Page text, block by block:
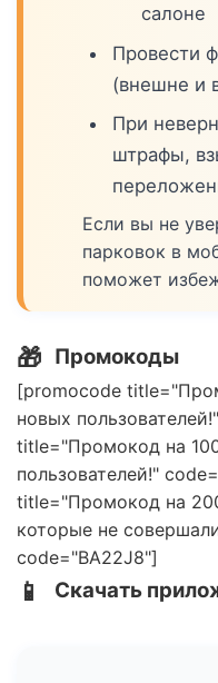
салоне
Провести
(внешне и
При
штрафы,
Если вы не
парковок в
поможет
🎁 Промокоды
[promocode
новых
title="Промокод на
пользователей!"
title="Промокод на
которые не
code="BA22J8"]
📱 Скачать